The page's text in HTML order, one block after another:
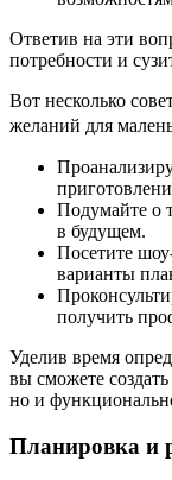
Ответив на эти
потребности и
Вот несколько
желаний для
Подумайте о
в будущем.
Посетите
варианты
получить
Уделив время
вы сможете
но и
Планировка и